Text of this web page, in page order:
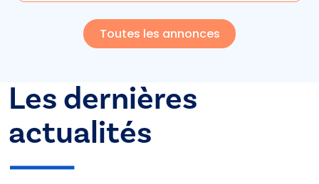
Toutes les annonces
Les dernières
actualités